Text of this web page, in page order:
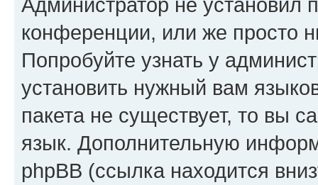
конференции, или же просто
Попробуйте узнать у
установить нужный вам
пакета не существует, то вы
язык. Дополнительную
phpBB (ссылка находится